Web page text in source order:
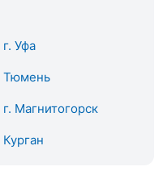
г. Уфа
Тюмень
г. Магнитогорск
Курган